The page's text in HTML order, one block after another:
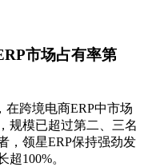
市场占有率第
在跨境电商ERP中市场
规模已超过第二、三名
，领星ERP保持强劲发
100%。